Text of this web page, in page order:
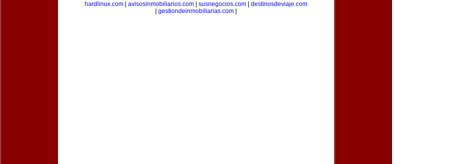
hardlinux.com
avisosinmobiliarios.com susnegocios.com
destinosdeviaje.com
gestiondeinmobiliarias.com